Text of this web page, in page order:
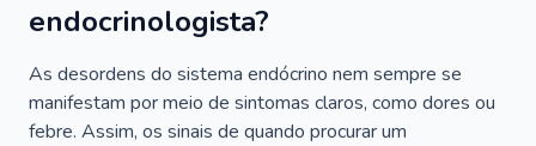
endocrinologista?
As desordens do sistema endócrino nem sempre se
manifestam por meio de sintomas claros, como dores ou
febre. Assim, os sinais de quando procurar um